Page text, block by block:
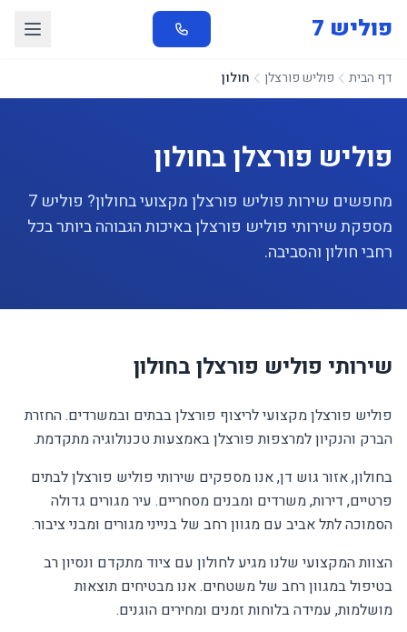
פוליש 7
דף הבית פוליש פורצלן חולון
פוליש פורצלן בחולון
מחפשים שירות פוליש פורצלן מקצועי בחולון? פוליש 7
מספקת שירותי פוליש פורצלן באיכות הגבוהה ביותר בכל
רחבי חולון והסביבה.
שירותי פוליש פורצלן בחולון
פוליש פורצלן מקצועי לריצוף פורצלן בבתים ובמשרדים. החזרת
הברק והנקיון למרצפות פורצלן באמצעות טכנולוגיה מתקדמת.
בחולון, אזור גוש דן, אנו מספקים שירותי פוליש פורצלן לבתים
פרטיים, דירות, משרדים ומבנים מסחריים. עיר מגורים גדולה
הסמוכה לתל אביב עם מגוון רחב של בנייני מגורים ומבני ציבור.
הצוות המקצועי שלנו מגיע לחולון עם ציוד מתקדם ונסיון רב
בטיפול במגוון רחב של משטחים. אנו מבטיחים תוצאות
מושלמות, עמידה בלוחות זמנים ומחירים הוגנים.